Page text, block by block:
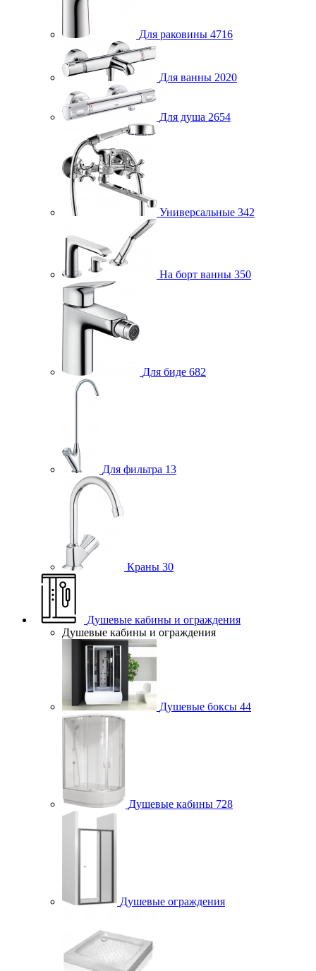
Для раковины 4716
Для ванны 2020
Для душа 2654
Универсальные 342
На борт ванны 350
Для биде 682
Для фильтра 13
Краны 30
Душевые кабины и ограждения
Душевые кабины и ограждения
Душевые боксы 44
Душевые кабины 728
Душевые ограждения